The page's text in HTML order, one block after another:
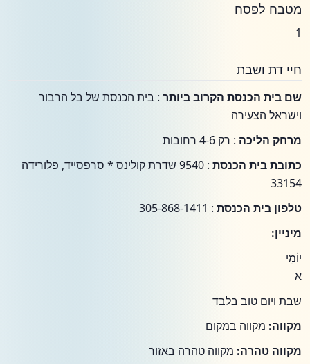
מטבח לפסח
1
חיי דת ושבת
שם בית הכנסת הקרוב ביותר : בית הכנסת של בל הרבור
וישראל הצעירה
מרחק הליכה : רק 4-6 רחובות
כתובת בית הכנסת
: 9540 שדרת קולינס * סרפסייד, פלורידה
33154
טלפון בית הכנסת : 305-868-1411
מיניין:
יוֹמִי
א
שבת ויום טוב בלבד
מקווה: מקווה במקום
מקווה טהרה: מקווה טהרה באזור